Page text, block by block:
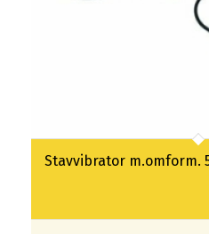
Stavvibrator m.omform.